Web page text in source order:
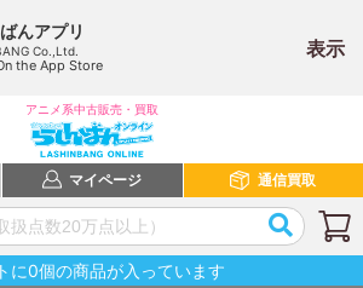
んアプリ
Co.,Ltd.
the App Store
表示
アニメ系中古販売・買取
マイページ 通信買取
に0個の商品が入っています